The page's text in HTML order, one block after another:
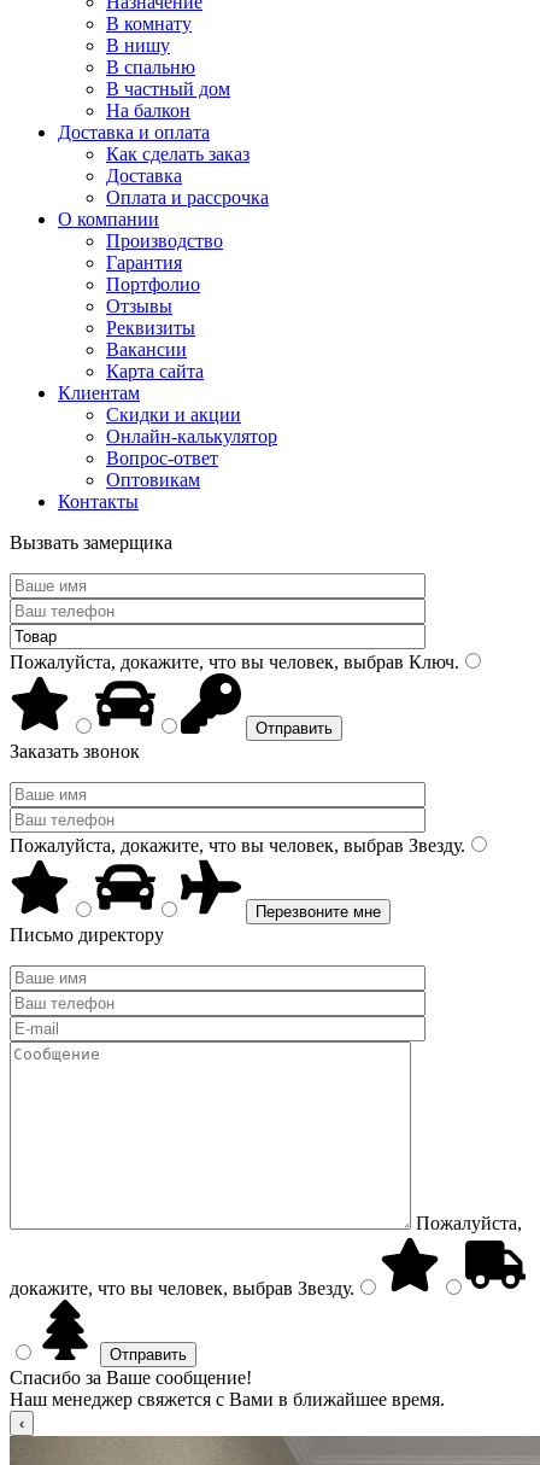
В комнату
В нишу
В спальню
В частный дом
На балкон
Доставка и оплата
Как сделать заказ
Доставка
Оплата и рассрочка
О компании
Производство
Гарантия
Портфолио
Отзывы
Реквизиты
Вакансии
Карта сайта
Клиентам
Скидки и акции
Онлайн-калькулятор
Вопрос-ответ
Оптовикам
Контакты
Вызвать замерщика
Пожалуйста, докажите, что вы человек, выбрав Ключ.
Заказать звонок
Пожалуйста, докажите, что вы человек, выбрав Звезду.
Письмо директору
Пожалуйста,
докажите, что вы человек, выбрав Звезду.
Спасибо за Ваше сообщение!
Наш менеджер свяжется с Вами в ближайшее время.